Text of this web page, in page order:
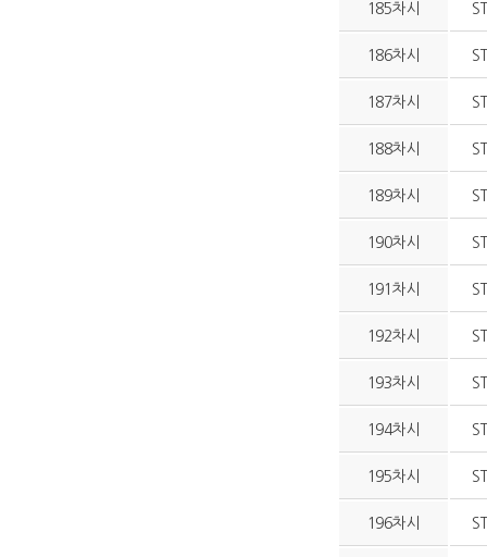
185차시
186차시
187차시
188차시
189차시
190차시
191차시
192차시
193차시
194차시
195차시
196차시